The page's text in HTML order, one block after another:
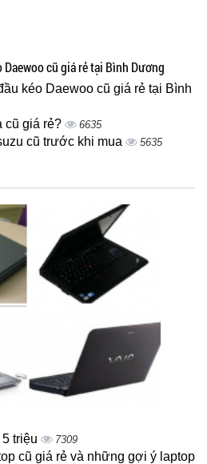
cũ giá rẻ tại Bình Dương
kéo Daewoo cũ giá rẻ tại Bình
cũ giá rẻ? 6635
cũ trước khi mua 5635
triệu 7309
cũ giá rẻ và những gợi ý laptop